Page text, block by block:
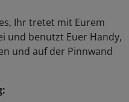
Ihr tretet mit Eurem
und benutzt Euer Handy,
und auf der Pinnwand